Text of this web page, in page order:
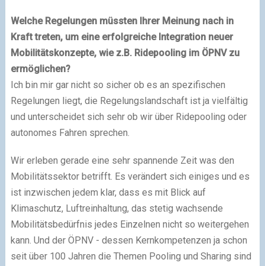
Welche Regelungen müssten Ihrer Meinung nach in
Kraft treten, um eine erfolgreiche Integration neuer
Mobilitätskonzepte, wie z.B. Ridepooling im ÖPNV zu
ermöglichen?
Ich bin mir gar nicht so sicher ob es an spezifischen
Regelungen liegt, die Regelungslandschaft ist ja vielfältig
und unterscheidet sich sehr ob wir über Ridepooling oder
autonomes Fahren sprechen.
Wir erleben gerade eine sehr spannende Zeit was den
Mobilitätssektor betrifft. Es verändert sich einiges und es
ist inzwischen jedem klar, dass es mit Blick auf
Klimaschutz, Luftreinhaltung, das stetig wachsende
Mobilitätsbedürfnis jedes Einzelnen nicht so weitergehen
kann. Und der ÖPNV - dessen Kernkompetenzen ja schon
seit über 100 Jahren die Themen Pooling und Sharing sind